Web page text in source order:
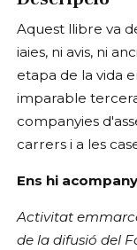
Aquest llibre va
iaies, ni avis, ni
etapa de la vida
imparable
companyies
carrers i a les
Ens hi
Activitat
de la difusió del